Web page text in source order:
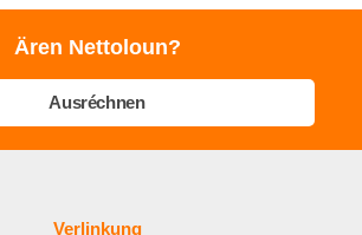
Ären Nettoloun?
Ausréchnen
Verlinkung